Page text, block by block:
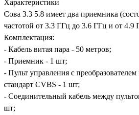
Характеристики
Сова 3.3 5.8 имеет два приемника
частотой от 3.3 ГГц до 3.6 ГГц и от 4.9
Комплектация:
- Кабель витая пара - 50 метров;
- Приемник - 1 шт;
- Пульт управления с преобразователем
стандарт CVBS - 1 шт;
- Соединительный кабель между
шт;